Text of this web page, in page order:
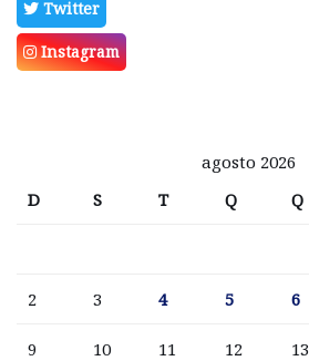
Twitter
Instagram
agosto 2026
D
S T Q Q
2 3 4 5 6
9 10 11 12 13